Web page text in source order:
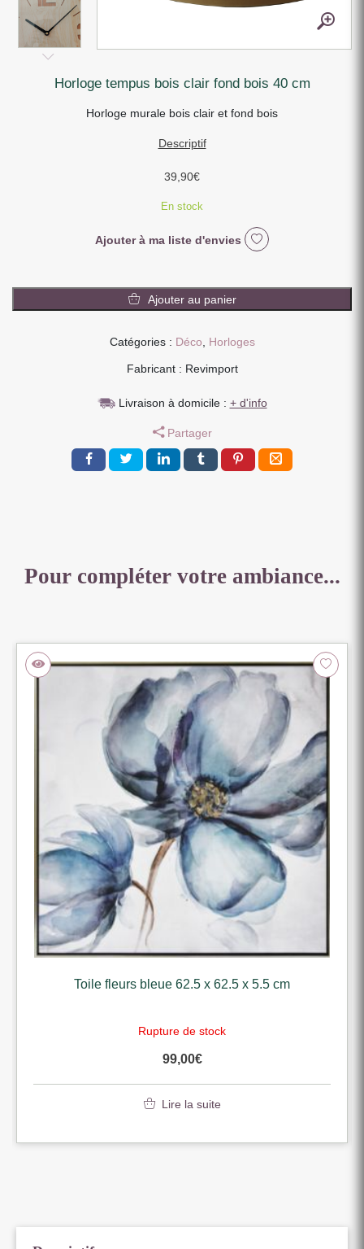
horloge tempus bois clair fond bois 40 cm
Horloge murale bois clair et fond bois
Descriptif
39,90€
En stock
Ajouter à ma liste d'envies
de
HORLOGE
BOIS
CLAIR
BOIS
CM
Ajouter au panier
Catégories : Déco, Horloges
Fabricant : Revimport
Livraison à domicile : + d'info
Partager
Pour compléter votre ambiance...
Toile fleurs bleue 62.5 x 62.5 x 5.5 cm
Rupture de stock
99,00€
Lire la suite